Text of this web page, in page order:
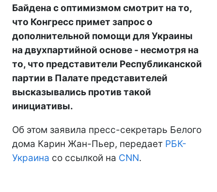
Байдена с оптимизмом смотрит на то,
что Конгресс примет запрос о
дополнительной помощи для Украины
на двухпартийной основе - несмотря на
то, что представители Республиканской
партии в Палате представителей
высказывались против такой
инициативы.
Об этом заявила пресс-секретарь Белого
дома Карин Жан-Пьер, передает РБК-
Украина со ссылкой на CNN.